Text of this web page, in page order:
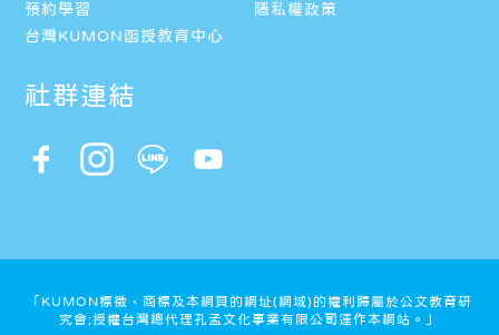
預約學習
隱私權政策
台灣KUMON函授教育中心
社群連結
「KUMON標徵、商標及本網頁的網址(網域)的權利歸屬於公文教育研
究會;授權台灣總代理孔孟文化事業有限公司運作本網站。」